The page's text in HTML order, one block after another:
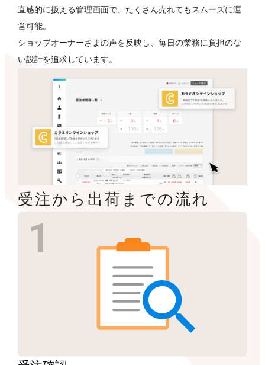
直感的に扱える管理画面で、たくさん売れてもスムーズに運
営可能。
ショップオーナーさまの声を反映し、毎日の業務に負担のな
い設計を追求しています。
受注から出荷までの流れ